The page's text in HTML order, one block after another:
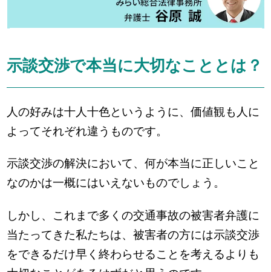
示談交渉で本当に大切なこととは？
人の好みは十人十色というように、価値観も人に
よってそれぞれ違うものです。
示談交渉の解決において、何が本当に正しいこと
なのかは一概にはいえないものでしょう。
しかし、これまで多くの交通事故の被害者弁護に
当たってきた私たちは、被害者の方には示談交渉
をできるだけ早く終わらせることを考えるよりも